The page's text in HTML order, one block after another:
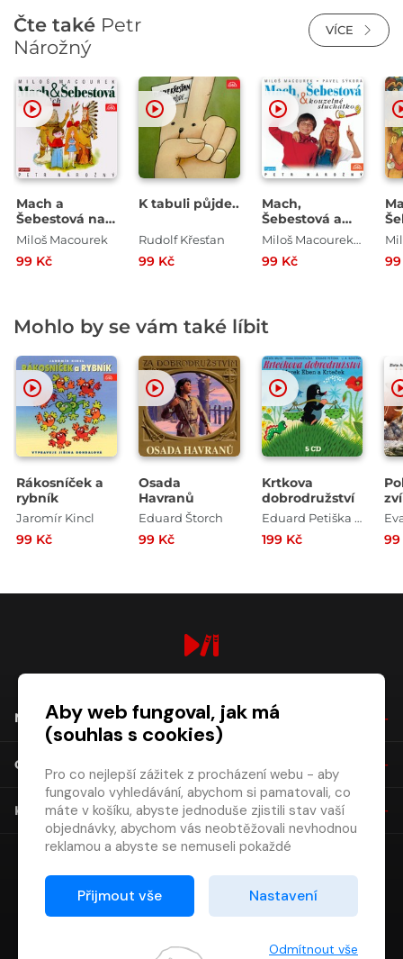
Čte také Petr
Nárožný
VÍCE
Mach a
Šebestová na
cestách
Miloš Macourek
99 Kč
K tabuli půjde..
Rudolf Křesťan
99 Kč
Mach,
Šebestová a
kouzelné
Miloš Macourek , Václav Vorlíček
99 Kč
Mohlo by se vám také líbit
Rákosníček a
rybník
Jaromír Kincl
99 Kč
Osada
Havranů
Eduard Štorch
99 Kč
Krtkova
dobrodružství
Eduard Petiška , Zdeněk Miler
199 Kč 99
NÁKUP
O SPOLEČNOSTI
KONTAKT
Aby web fungoval, jak má
(souhlas s cookies)
Pro co nejlepší zážitek z procházení webu - aby
fungovalo vyhledávání, abychom si pamatovali, co
máte v košíku, abyste jednoduše zjistili stav vaší
objednávky, abychom vás neobtěžovali nevhodnou
reklamou a abyste se nemuseli pokaždé
Proto od vás potřebujeme souhlas se
zpracováním souborů cookies
Děkujeme, že nám ho dáte a pomůžete nám tak
Přijmout vše Nastavení
Odmítnout vše